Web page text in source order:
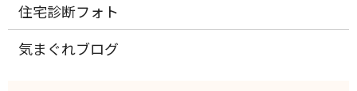
住宅診断フォト
気まぐれブログ